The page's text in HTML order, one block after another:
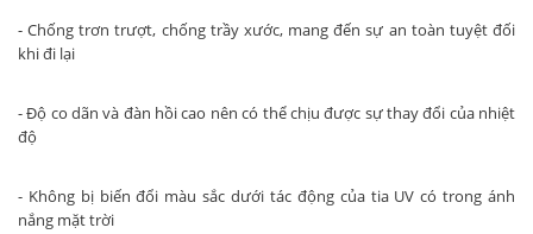
- Chống trơn trượt, chống trầy xước, mang đến sự an toàn tuyệt đối
khi đi lại
- Độ co dãn và đàn hồi cao nên có thể chịu được sự thay đổi của nhiệt
độ
- Không bị biến đổi màu sắc dưới tác động của tia UV có trong ánh
nắng mặt trời